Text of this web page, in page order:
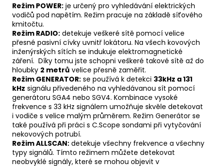
Režim POWER: je určený pro vyhledávání elektrických
vodičů pod napětím. Režim pracuje na základě síťového
kmitočtu.
Režim RADIO: detekuje veškeré sítě pomocí velice
přesné pasivní cívky uvnitř lokátoru. Na všech kovových
inženýrských sítích se indukuje elektromagnetické
záření. Díky tomu jste schopni veškeré takové sítě až do
hloubky 2 metrů velice přesně zaměřit.
Režim GENERATOR: se používá k detekci 33kHz a 131
kHz signálu přivedeného na vyhledávanou sít pomocí
generátoru SGA4 nebo SGV4. Kombinace vysoké
frekvence s 33 kHz signálem umožňuje skvěle detekovat
i vodiče s velice malým průměrem. Režim Generátor se
také používá při práci s C.Scope sondami při vytyčování
nekovových potrubí.
Režim ALLSCAN: detekuje všechny frekvence a všechny
typy signálů. Tímto režimem můžete detekovat
neobvyklé signály, které se mohou objevit v